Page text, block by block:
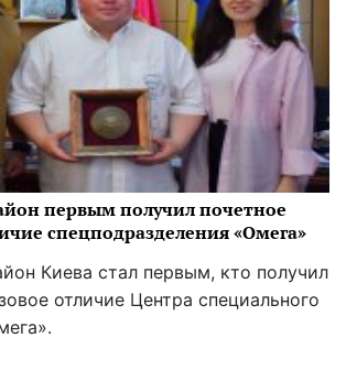
первым получил почетное
спецподразделения «Омега»
Киева стал первым, кто получил
отличие Центра специального